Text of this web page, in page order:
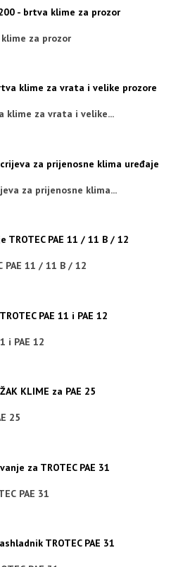
klime za prozor
klime za vrata i velike...
za prijenosne klima...
PAE 11 / 11 B / 12
i PAE 12
25
PAE 31